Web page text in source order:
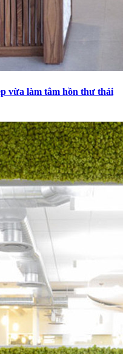
vừa làm tâm hồn thư thái